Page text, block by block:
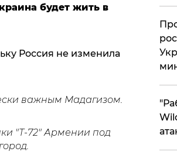
будет жить в
Россия не изменила
важным Мадагизом.
"Т-72" Армении под